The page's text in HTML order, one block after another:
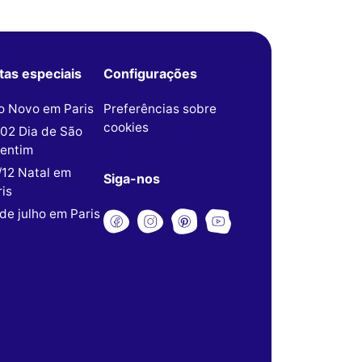
especiais
Novo em Paris
Dia de São
Natal em
julho em Paris
Configurações
Preferências sobre
cookies
Siga-nos